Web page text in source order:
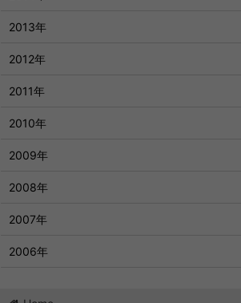
2013年
2012年
2011年
2010年
2009年
2008年
2007年
2006年